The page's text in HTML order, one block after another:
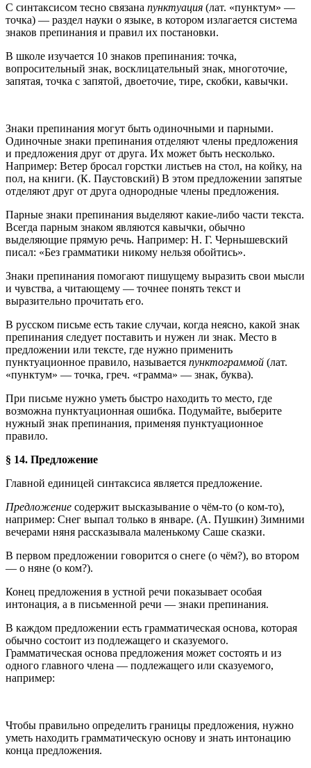
С синтаксисом тесно связана пунктуация (лат. «пунктум» —
точка) — раздел науки о языке, в котором излагается система
знаков препинания и правил их постановки.
В школе изучается 10 знаков препинания: точка,
вопросительный знак, восклицательный знак, многоточие,
запятая, точка с запятой, двоеточие, тире, скобки, кавычки.
Знаки препинания могут быть одиночными и парными.
Одиночные знаки препинания отделяют члены предложения
и предложения друг от друга. Их может быть несколько.
Например: Ветер бросал горстки листьев на стол, на койку, на
пол, на книги. (К. Паустовский) В этом предложении запятые
отделяют друг от друга однородные члены предложения.
Парные знаки препинания выделяют какие-либо части текста.
Всегда парным знаком являются кавычки, обычно
выделяющие прямую речь. Например: Н. Г. Чернышевский
писал: «Без грамматики никому нельзя обойтись».
Знаки препинания помогают пишущему выразить свои мысли
и чувства, а читающему — точнее понять текст и
выразительно прочитать его.
В русском письме есть такие случаи, когда неясно, какой знак
препинания следует поставить и нужен ли знак. Место в
предложении или тексте, где нужно применить
пунктуационное правило, называется пунктограммой (лат.
«пунктум» — точка, греч. «грамма» — знак, буква).
При письме нужно уметь быстро находить то место, где
возможна пунктуационная ошибка. Подумайте, выберите
нужный знак препинания, применяя пунктуационное
правило.
§ 14. Предложение
Главной единицей синтаксиса является предложение.
Предложение содержит высказывание о чём-то (о ком-то),
например: Снег выпал только в январе. (А. Пушкин) Зимними
вечерами няня рассказывала маленькому Саше сказки.
В первом предложении говорится о снеге (о чём?), во втором
— о няне (о ком?).
Конец предложения в устной речи показывает особая
интонация, а в письменной речи — знаки препинания.
В каждом предложении есть грамматическая основа, которая
обычно состоит из подлежащего и сказуемого.
Грамматическая основа предложения может состоять и из
одного главного члена — подлежащего или сказуемого,
например:
Чтобы правильно определить границы предложения, нужно
уметь находить грамматическую основу и знать интонацию
конца предложения.